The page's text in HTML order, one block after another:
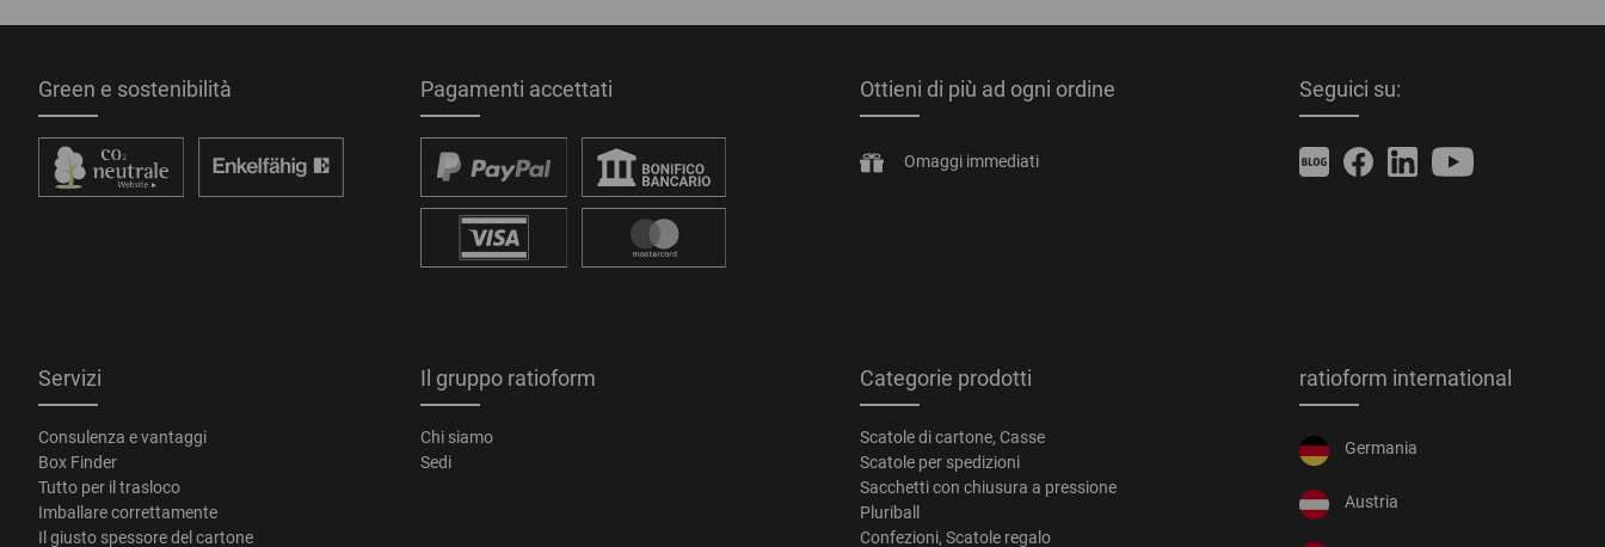
Green e sostenibilità Pagamenti accettati Ottieni di più ad ogni ordine
Omaggi immediati
Seguici su:
Servizi
Consulenza e vantaggi
Box Finder
Tutto per il trasloco
Imballare correttamente
Il giusto spessore del cartone
Il gruppo ratioform
Chi siamo
Sedi
Categorie prodotti
Scatole di cartone, Casse
Scatole per spedizioni
Sacchetti con chiusura a pressione
Pluriball
Confezioni, Scatole regalo
ratioform international
Germania
Austria